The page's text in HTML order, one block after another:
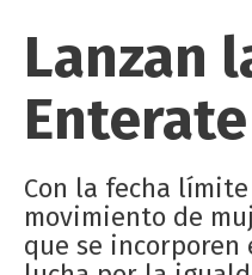
Lanzan
Con la fecha
movimiento de
que se